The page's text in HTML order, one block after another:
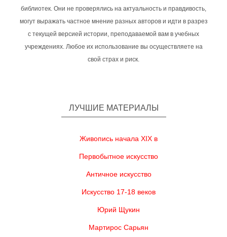
библиотек. Они не проверялись на актуальность и правдивость,
могут выражать частное мнение разных авторов и идти в разрез
с текущей версией истории, преподаваемой вам в учебных
учреждениях. Любое их использование вы осуществляете на
свой страх и риск.
ЛУЧШИЕ МАТЕРИАЛЫ
Живопись начала XIX в
Первобытное искусство
Античное искусство
Искусство 17-18 веков
Юрий Щукин
Мартирос Сарьян